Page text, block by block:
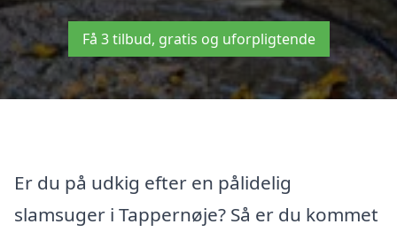
Få 3 tilbud, gratis og uforpligtende
Er du på udkig efter en pålidelig
slamsuger i Tappernøje? Så er du kommet